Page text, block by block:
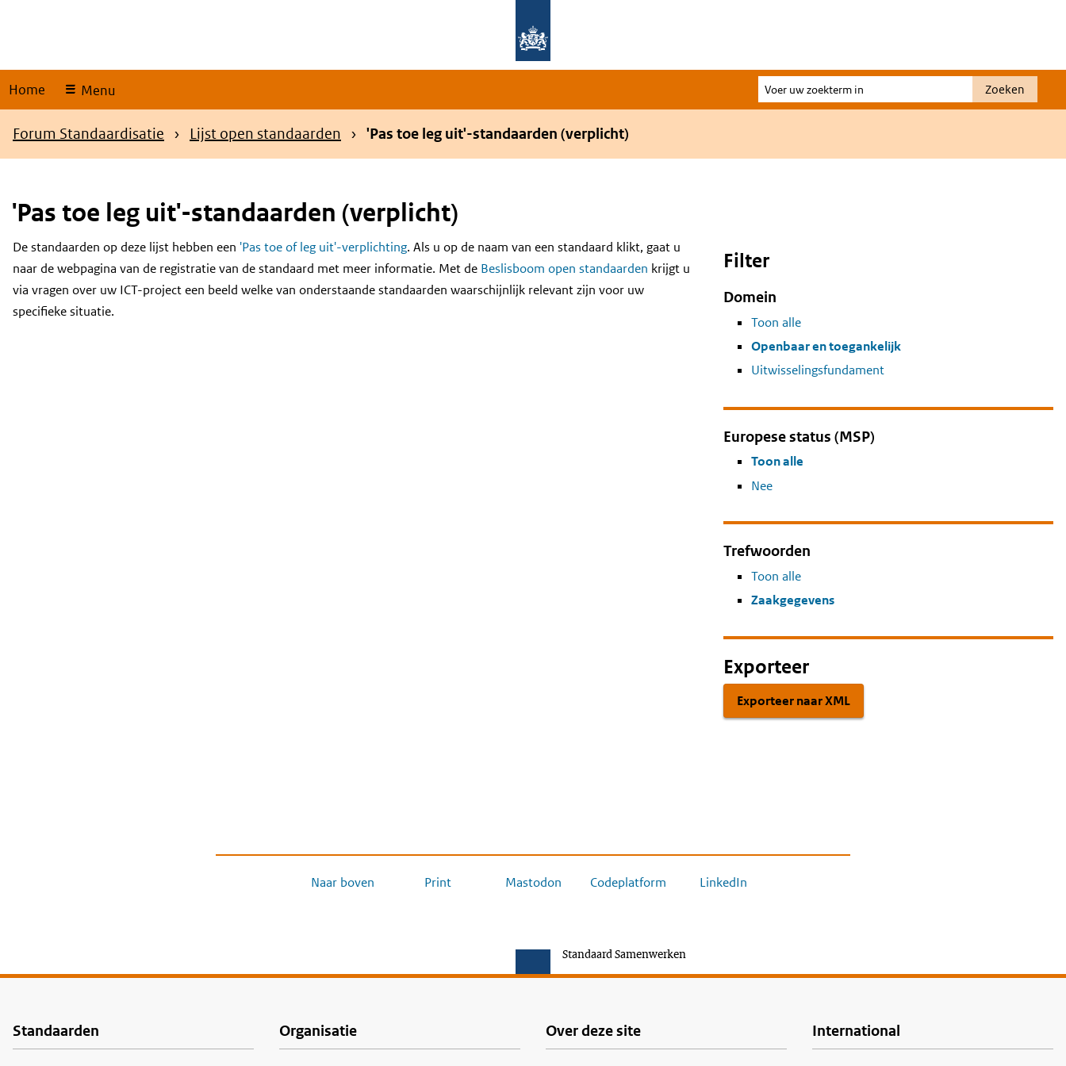
Home Menu
Voer
uw
Zoeken
Kruimelpad
Forum Standaardisatie Lijst open standaarden 'Pas toe leg uit'-standaarden (verplicht)
'Pas toe leg uit'-standaarden (verplicht)
Content
De standaarden op deze lijst hebben een 'Pas toe of leg uit'-verplichting. Als u op de naam van een standaard klikt, gaat u
naar de webpagina van de registratie van de standaard met meer informatie. Met de Beslisboom open standaarden krijgt u
via vragen over uw ICT-project een beeld welke van onderstaande standaarden waarschijnlijk relevant zijn voor uw
specifieke situatie.
Filter
Domein
Toon alle
Openbaar en toegankelijk
Uitwisselingsfundament
Europese status (MSP)
Toon alle
Nee
Trefwoorden
Toon alle
Zaakgegevens
Exporteer
Exporteer naar XML
Naar boven Print Mastodon Codeplatform LinkedIn
Standaard Samenwerken
Voet
Standaarden Organisatie Over deze site International